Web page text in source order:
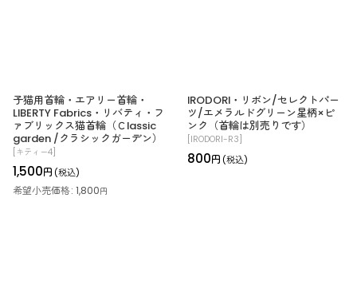
子猫用首輪・エアリー首輪・
LIBERTY Fabrics・リバティ・フ
ァブリックス猫首輪（Ｃlassic
garden /クラシックガーデン）
キティー4
1,500円 (税込)
希望小売価格: 1,800円
IRODORI・リボン/セレクトパー
ツ/エメラルドグリーン星柄×ピ
ンク（首輪は別売りです）
IRODORI-R3
800円 (税込)